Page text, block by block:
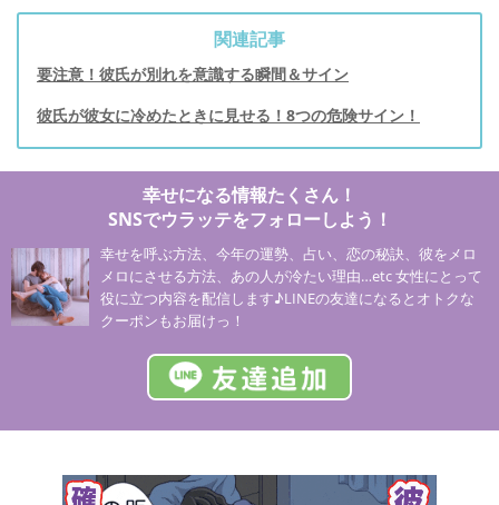
関連記事
要注意！彼氏が別れを意識する瞬間＆サイン
彼氏が彼女に冷めたときに見せる！8つの危険サイン！
幸せになる情報たくさん！
SNSでウラッテをフォローしよう！
幸せを呼ぶ方法、今年の運勢、占い、恋の秘訣、彼をメロ
メロにさせる方法、あの人が冷たい理由…etc 女性にとって
役に立つ内容を配信します♪LINEの友達になるとオトクな
クーポンもお届けっ！